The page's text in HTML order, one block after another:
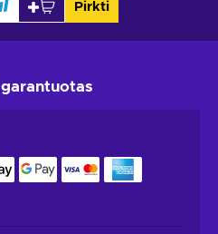
Pirkti
garantuotas